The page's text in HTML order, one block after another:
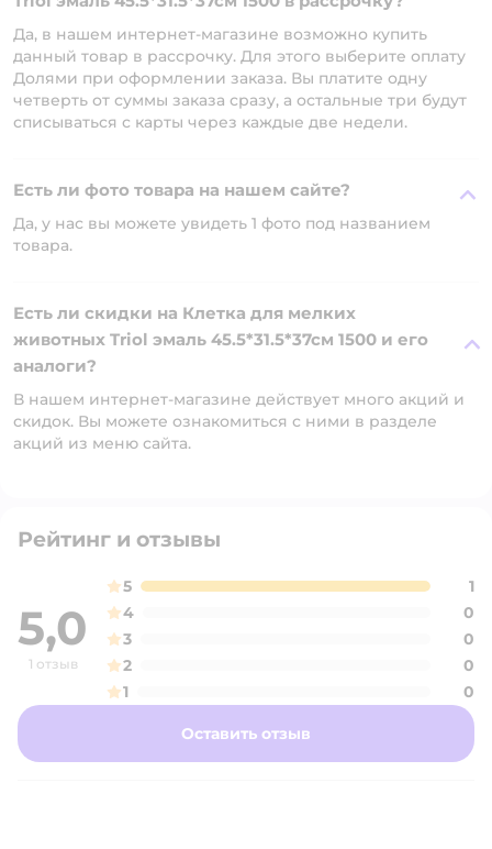
Да, в нашем интернет-магазине возможно купить
данный товар в рассрочку. Для этого выберите оплату
Долями при оформлении заказа. Вы платите одну
четверть от суммы заказа сразу, а остальные три будут
списываться с карты через каждые две недели.
Есть ли фото товара на нашем сайте?
Да, у нас вы можете увидеть 1 фото под названием
товара.
Есть ли скидки на Клетка для мелких
животных Triol эмаль 45.5*31.5*37см 1500 и его
аналоги?
В нашем интернет-магазине действует много акций и
скидок. Вы можете ознакомиться с ними в разделе
акций из меню сайта.
Рейтинг и отзывы
5,0
1 отзыв
5
1
4
0
3
0
2
0
1
0
Оставить отзыв